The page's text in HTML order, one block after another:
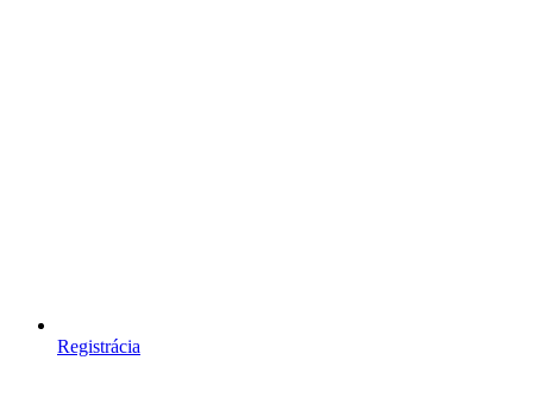
Registrácia